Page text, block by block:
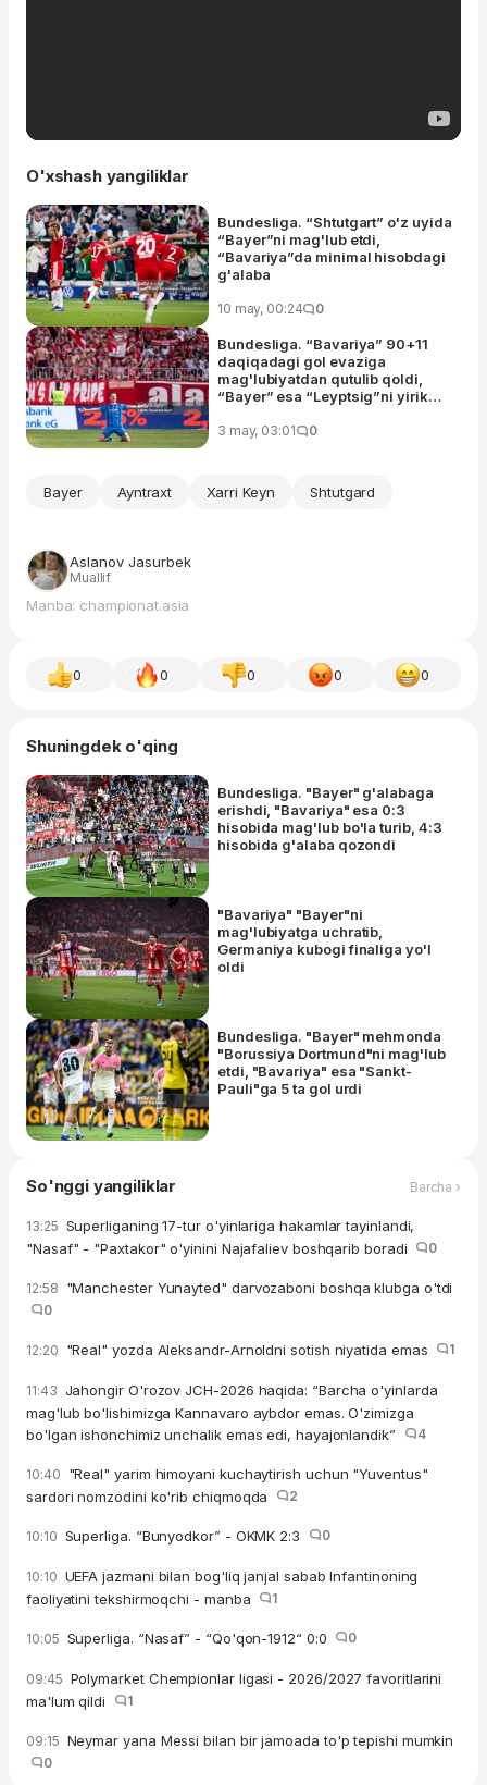
O'xshash yangiliklar
Bundesliga. “Shtutgart” o'z uyida
“Bayer”ni mag'lub etdi,
“Bavariya”da minimal hisobdagi
g'alaba
10 may, 00:24 0
Bundesliga. “Bavariya” 90+11
daqiqadagi gol evaziga
mag'lubiyatdan qutulib qoldi,
“Bayer” esa “Leyptsig”ni yirik
3 may, 03:01 0
Bayer Ayntraxt Xarri Keyn Shtutgard
Aslanov Jasurbek
Muallif
Manba: championat.asia
0 0 0 0 0
Shuningdek o'qing
Bundesliga. "Bayer" g'alabaga
erishdi, "Bavariya" esa 0:3
hisobida mag'lub bo'la turib, 4:3
hisobida g'alaba qozondi
"Bavariya" "Bayer"ni
mag'lubiyatga uchratib,
Germaniya kubogi finaliga yo'l
oldi
Bundesliga. "Bayer" mehmonda
"Borussiya Dortmund"ni mag'lub
etdi, "Bavariya" esa "Sankt-
Pauli"ga 5 ta gol urdi
So'nggi yangiliklar Barcha ›
13:25 Superliganing 17-tur o'yinlariga hakamlar tayinlandi,
"Nasaf" - "Paxtakor" o'yinini Najafaliev boshqarib boradi
0
12:58 "Manchester Yunayted" darvozaboni boshqa klubga o'tdi
0
12:20 "Real" yozda Aleksandr-Arnoldni sotish niyatida emas 1
11:43 Jahongir O'rozov JCH-2026 haqida: “Barcha o'yinlarda
mag'lub bo'lishimizga Kannavaro aybdor emas. O'zimizga
bo'lgan ishonchimiz unchalik emas edi, hayajonlandik”
4
10:40 "Real" yarim himoyani kuchaytirish uchun "Yuventus"
sardori nomzodini ko'rib chiqmoqda
2
10:10 Superliga. “Bunyodkor” - OKMK 2:3 0
10:10 UEFA jazmani bilan bog'liq janjal sabab Infantinoning
faoliyatini tekshirmoqchi - manba
1
10:05 Superliga. “Nasaf” - “Qo'qon-1912“ 0:0 0
09:45 Polymarket Chempionlar ligasi - 2026/2027 favoritlarini
ma'lum qildi
1
09:15 Neymar yana Messi bilan bir jamoada to'p tepishi mumkin
0